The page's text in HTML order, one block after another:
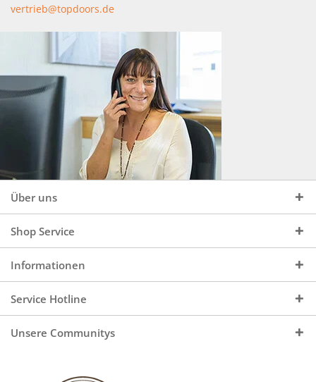
vertrieb@topdoors.de
Über uns
Shop Service
Informationen
Service Hotline
Unsere Communitys